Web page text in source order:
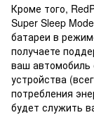
Кроме того,
Super Sleep
батареи в
получаете
ваш автомобиль
устройства
потребления
будет служить